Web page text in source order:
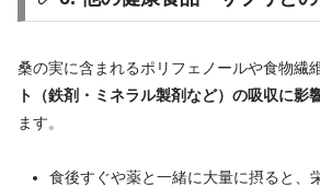
桑の実に含 まれるポリ フェノールや食物繊
ト（鉄剤・ ミネラル製剤など） の吸収に影
ます。
食後すぐや薬と一緒に大量に摂る と、